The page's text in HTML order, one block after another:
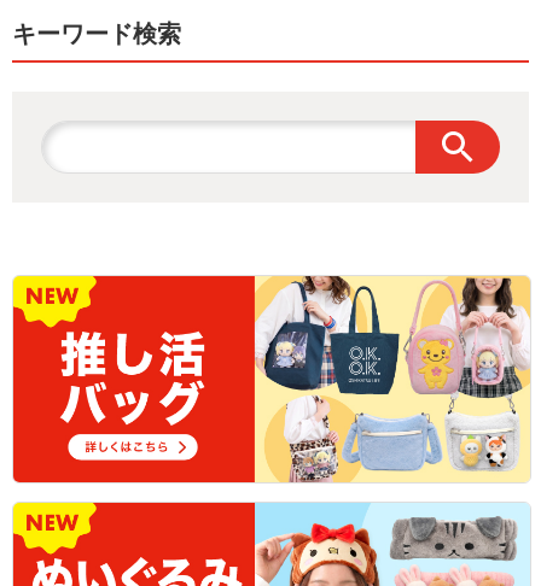
キーワード検索